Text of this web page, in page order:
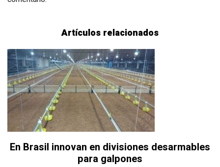
Artículos relacionados
En Brasil innovan en divisiones desarmables
para galpones